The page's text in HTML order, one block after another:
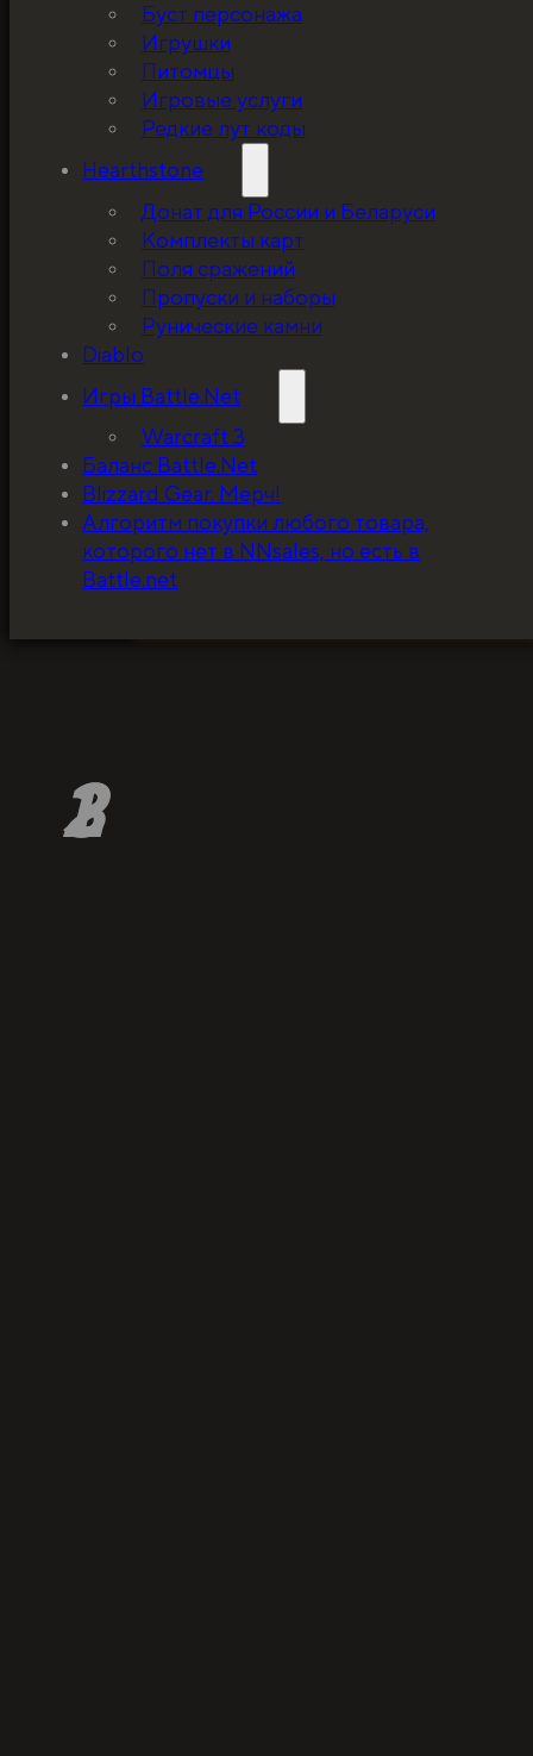
1
2
3
Буст персонажа
Игрушки
Питомцы
Игровые услуги
Редкие лут коды
Hearthstone
Донат для России и Беларуси
Комплекты карт
Поля сражений
Пропуски и наборы
Рунические камни
Diablo
Игры Battle.Net
Warcraft 3
Баланс Battle.Net
Blizzard Gear. Мерч!
Алгоритм покупки любого товара,
которого нет в NNsales, но есть в
Battle.net
5%, на весь ассортимент. Я хочу, чтобы
покупатель мог оценивать меня по
за ценники!